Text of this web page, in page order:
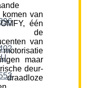
van
één
de
van
motorisatie
maar
deur-